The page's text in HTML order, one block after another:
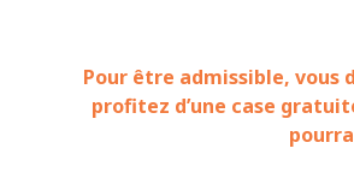
Pour être admissible, vous
profitez d’une case